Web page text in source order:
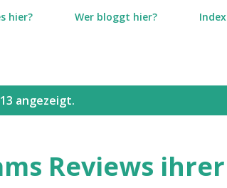
hier? Wer bloggt hier? Index
angezeigt.
Reviews ihrer